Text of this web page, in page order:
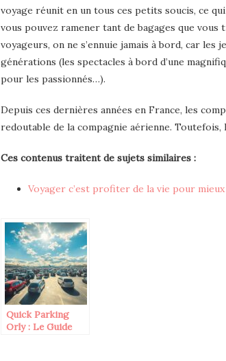
voyage réunit en un tous ces petits soucis, ce
vous pouvez ramener tant de bagages que
voyageurs, on ne s’ennuie jamais à bord, car
générations (les spectacles à bord d’une
pour les passionnés…).
Depuis ces dernières années en France, les
redoutable de la compagnie aérienne.
Ces contenus traitent de sujets similaires :
Voyager c’est profiter de la vie pour
Quick Parking
Orly : Le Guide